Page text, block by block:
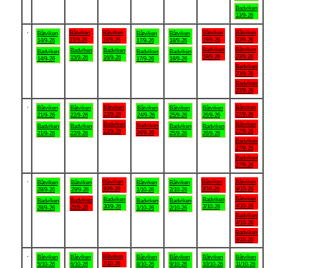
Badviken
13/9-26
Båtviken
14/9-26
Badviken
14/9-26
Båtviken
15/9-26
Badviken
15/9-26
Båtviken
16/9-26
Badviken
16/9-26
Båtviken
17/9-26
Badviken
17/9-26
Båtviken
18/9-26
Badviken
18/9-26
Båtviken
19/9-26
Badviken
19/9-26
Båtviken
20/9-26
Båtviken
20/9-26
Badviken
20/9-26
Badviken
20/9-26
Båtviken
21/9-26
Badviken
21/9-26
Båtviken
22/9-26
Badviken
22/9-26
Båtviken
23/9-26
Badviken
23/9-26
Båtviken
24/9-26
Badviken
24/9-26
Båtviken
25/9-26
Badviken
25/9-26
Båtviken
26/9-26
Badviken
26/9-26
Båtviken
27/9-26
Båtviken
27/9-26
Badviken
27/9-26
Badviken
27/9-26
Båtviken
28/9-26
Badviken
28/9-26
Båtviken
29/9-26
Badviken
29/9-26
Båtviken
30/9-26
Badviken
30/9-26
Båtviken
1/10-26
Badviken
1/10-26
Båtviken
2/10-26
Badviken
2/10-26
Båtviken
3/10-26
Badviken
3/10-26
Båtviken
4/10-26
Båtviken
4/10-26
Badviken
4/10-26
Badviken
4/10-26
Båtviken
5/10-26
Båtviken
6/10-26
Båtviken
7/10-26
Båtviken
8/10-26
Båtviken
9/10-26
Båtviken
10/10-26
Båtviken
11/10-26